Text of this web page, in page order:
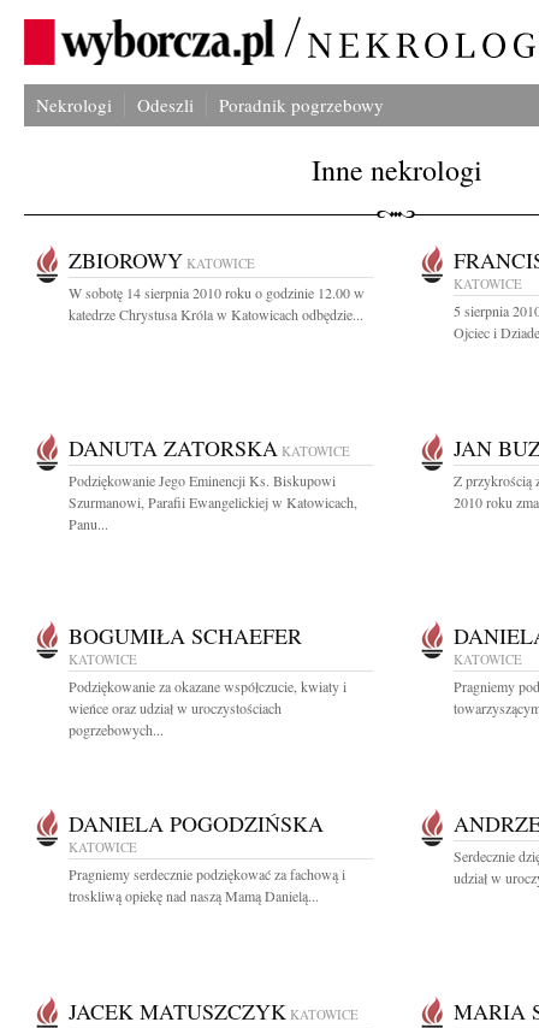
Nekrologi Odeszli Poradnik pogrzebowy
Inne nekrologi
ZBIOROWY KATOWICE
W sobotę 14 sierpnia 2010 roku o godzinie 12.00 w
katedrze Chrystusa Króla w Katowicach odbędzie...
KATOWICE
5 sierpnia
Ojciec i
DANUTA ZATORSKA KATOWICE
Podziękowanie Jego Eminencji Ks. Biskupowi
Szurmanowi, Parafii Ewangelickiej w Katowicach,
Panu...
JAN
Z przykrością
2010 roku
BOGUMIŁA SCHAEFER
KATOWICE
Podziękowanie za okazane współczucie, kwiaty i
wieńce oraz udział w uroczystościach
pogrzebowych...
KATOWICE
Pragniemy
DANIELA POGODZIŃSKA
KATOWICE
Pragniemy serdecznie podziękować za fachową i
troskliwą opiekę nad naszą Mamą Danielą...
Serdecznie
udział w
JACEK MATUSZCZYK KATOWICE MARIA